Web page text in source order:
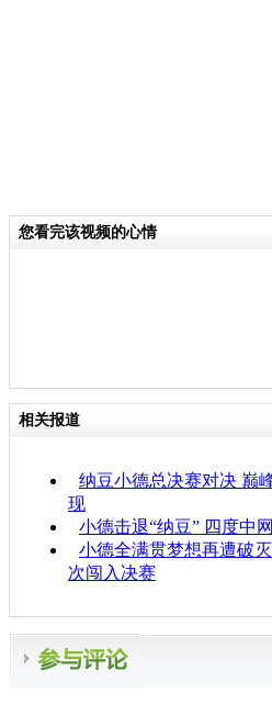
您看完该视频的心情
相关报道
纳豆小德总决赛对决 巅
现
小德击退“纳豆” 四度中
小德全满贯梦想再遭破
次闯入决赛